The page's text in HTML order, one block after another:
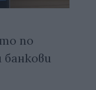
по